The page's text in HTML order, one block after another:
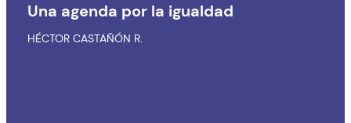
Una agenda por la igualdad
HÉCTOR CASTAÑÓN R.